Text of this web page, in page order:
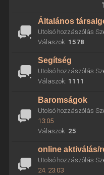
Általános
Utolsó hozzászólás
Válaszok: 1578
Segítség
Utolsó hozzászólás
Válaszok: 1111
Baromságok
Utolsó hozzászólás
13:05
Válaszok: 25
online aktiválás/
Utolsó hozzászólás
24. 23:03